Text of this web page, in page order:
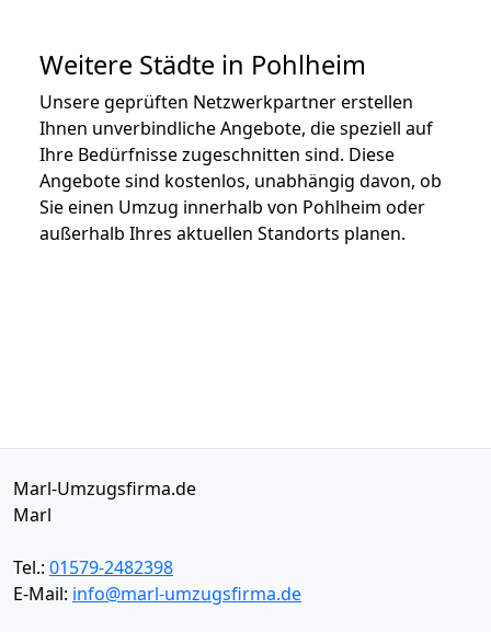
Weitere Städte in Pohlheim
Unsere geprüften Netzwerkpartner erstellen
Ihnen unverbindliche Angebote, die speziell auf
Ihre Bedürfnisse zugeschnitten sind. Diese
Angebote sind kostenlos, unabhängig davon, ob
Sie einen Umzug innerhalb von Pohlheim oder
außerhalb Ihres aktuellen Standorts planen.
Marl-Umzugsfirma.de
Marl
Tel.: 01579-2482398
E-Mail: info@marl-umzugsfirma.de